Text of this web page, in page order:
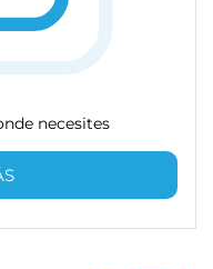
necesites